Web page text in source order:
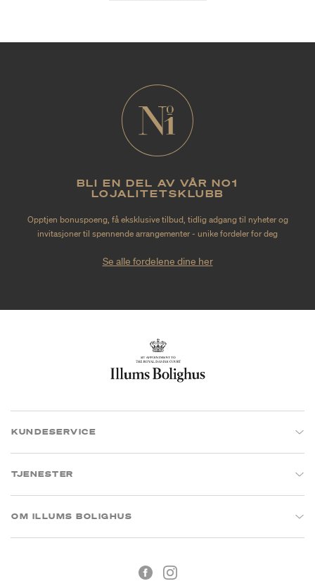
BLI EN DEL AV VÅR NO1
LOJALITETSKLUBB
Opptjen bonuspoeng, få eksklusive tilbud, tidlig adgang til nyheter og
invitasjoner til spennende arrangementer - unike fordeler for deg
Se alle fordelene dine her
KUNDESERVICE
TJENESTER
OM ILLUMS BOLIGHUS